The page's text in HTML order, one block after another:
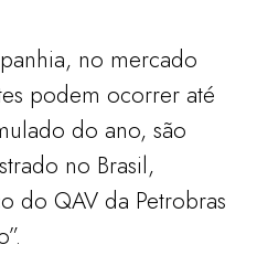
no mercado
podem ocorrer até
do ano, são
no Brasil,
do QAV da Petrobras